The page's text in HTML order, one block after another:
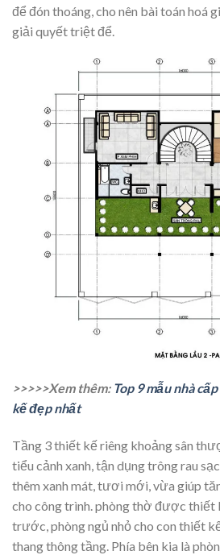
để đón thoáng, cho nên bài toán hoá
giải quyết triệt để.
>>>>>Xem thêm: Top 9 mẫu nhà
kế đẹp nhất
Tầng 3 thiết kế riêng khoảng sân
tiểu cảnh xanh, tận dụng trông rau
thêm xanh mát, tươi mới, vừa giúp
cho công trình. phòng thờ được thiết
trước, phòng ngủ nhỏ cho con thiết
thang thông tầng. Phía bên kia là